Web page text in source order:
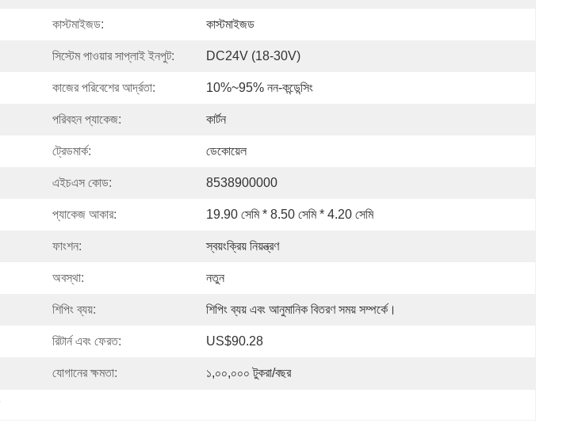
কাস্টমাইজড: কাস্টমাইজড
সিস্টেম পাওয়ার সাপ্লাই ইনপুট: DC24V (18-30V)
কাজের পরিবেশের আর্দ্রতা: 10%~95% নন-কন্ডেন্সিং
পরিবহন প্যাকেজ: কার্টন
ট্রেডমার্ক: ডেকোয়েল
এইচএস কোড: 8538900000
প্যাকেজ আকার: 19.90 সেমি * 8.50 সেমি * 4.20 সেমি
ফাংশন: স্বয়ংক্রিয় নিয়ন্ত্রণ
অবস্থা: নতুন
শিপিং ব্যয়: শিপিং ব্যয় এবং আনুমানিক বিতরণ সময় সম্পর্কে।
রিটার্ন এবং ফেরত: US$90.28
যোগানের ক্ষমতা: ১,০০,০০০ টুকরা/বছর